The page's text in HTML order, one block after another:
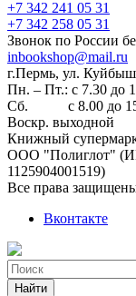
+7 342 241 05 31
+7 342 258 05 31
Звонок по России
inbookshop@mail.ru
г.Пермь, ул.
Пн. – Пт.: с 7.30 до
Сб. с 8.00 до
Воскр. выходной
Книжный
ООО "Полиглот"
1125904001519)
Все права
Вконтакте
Найти